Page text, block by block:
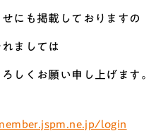
にも掲載しておりますの
ましては
しくお願い申し上げます。
login